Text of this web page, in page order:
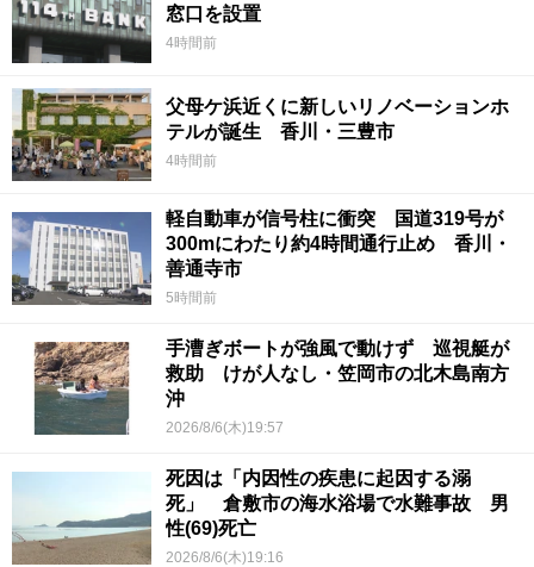
窓口を設置
4時間前
父母ケ浜近くに新しいリノベーションホ
テルが誕生 香川・三豊市
4時間前
軽自動車が信号柱に衝突 国道319号が
300mにわたり約4時間通行止め 香川・
善通寺市
5時間前
手漕ぎボートが強風で動けず 巡視艇が
救助 けが人なし・笠岡市の北木島南方
沖
2026/8/6(木)19:57
死因は「内因性の疾患に起因する溺
死」 倉敷市の海水浴場で水難事故 男
性(69)死亡
2026/8/6(木)19:16